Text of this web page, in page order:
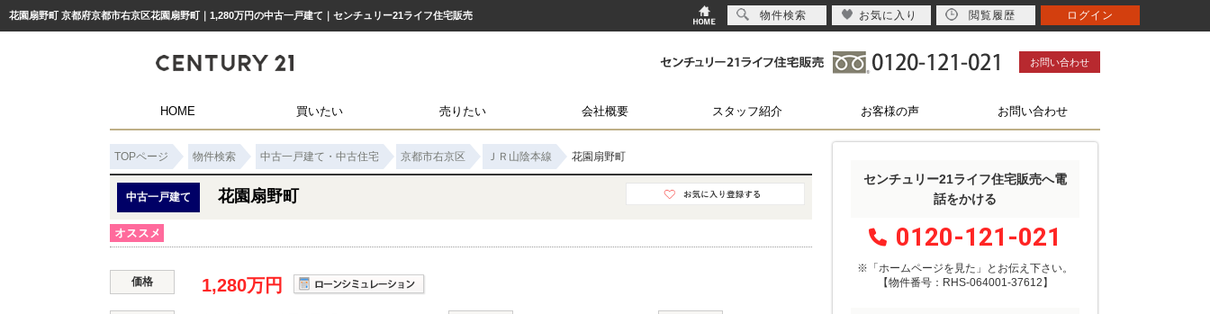
花園扇野町 京都府京都市右京区花園扇野町｜1,280万円の中古一戸建て｜センチュリー21ライフ住宅販売
お問い合わせ
HOME 買いたい 売りたい 会社概要 スタッフ紹介 お客様の声 お問い合わせ
TOPページ 物件検索 中古一戸建て・中古住宅 京都市右京区 ＪＲ山陰本線 花園扇野町
中古一戸建て 花園扇野町
価格 1,280万円
センチュリー21ライフ住宅販売へ電
話をかける
0120-121-021
※「ホームページを見た」 と お伝え下さい。
【物件番号：RHS-064001-37612】
物件検索 お気に入り 閲覧履歴 ログイン